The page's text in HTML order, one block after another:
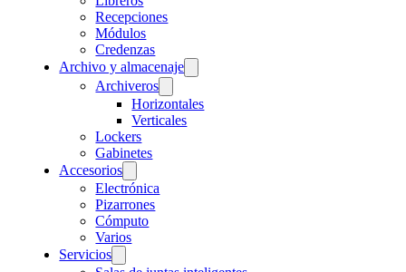
Recepciones
Módulos
Credenzas
Archivo y almacenaje
Archiveros
Horizontales
Verticales
Lockers
Gabinetes
Accesorios
Electrónica
Pizarrones
Cómputo
Varios
Servicios